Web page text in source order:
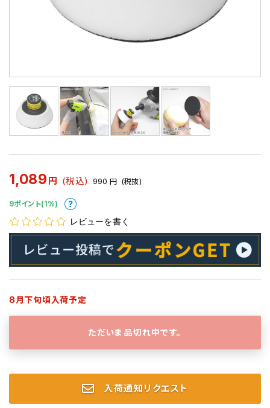
1,089 円 (税込) 990 円 (税抜)
9ポイント(1%)
レビューを書く
8月下旬頃入荷予定
ただいま品切れ中です。
入荷通知リクエスト